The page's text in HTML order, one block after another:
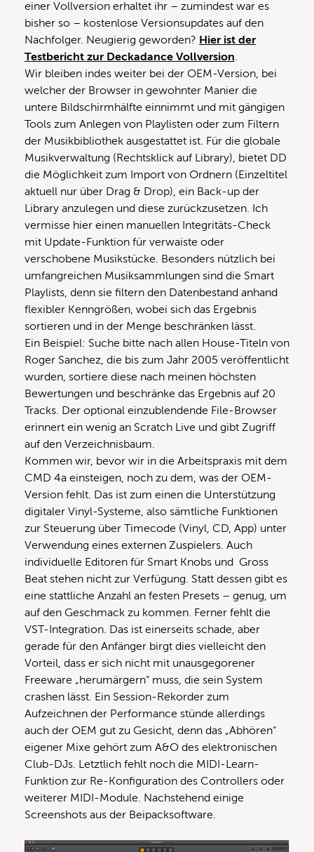
einer Vollversion erhaltet ihr – zumindest war es
bisher so – kostenlose Versionsupdates auf den
Nachfolger. Neugierig geworden? Hier ist der
Testbericht zur Deckadance Vollversion.
Wir bleiben indes weiter bei der OEM-Version, bei
welcher der Browser in gewohnter Manier die
untere Bildschirmhälfte einnimmt und mit gängigen
Tools zum Anlegen von Playlisten oder zum Filtern
der Musikbibliothek ausgestattet ist. Für die globale
Musikverwaltung (Rechtsklick auf Library), bietet DD
die Möglichkeit zum Import von Ordnern (Einzeltitel
aktuell nur über Drag & Drop), ein Back-up der
Library anzulegen und diese zurückzusetzen. Ich
vermisse hier einen manuellen Integritäts-Check
mit Update-Funktion für verwaiste oder
verschobene Musikstücke. Besonders nützlich bei
umfangreichen Musiksammlungen sind die Smart
Playlists, denn sie filtern den Datenbestand anhand
flexibler Kenngrößen, wobei sich das Ergebnis
sortieren und in der Menge beschränken lässt.
Ein Beispiel: Suche bitte nach allen House-Titeln von
Roger Sanchez, die bis zum Jahr 2005 veröffentlicht
wurden, sortiere diese nach meinen höchsten
Bewertungen und beschränke das Ergebnis auf 20
Tracks. Der optional einzublendende File-Browser
erinnert ein wenig an Scratch Live und gibt Zugriff
auf den Verzeichnisbaum.
Kommen wir, bevor wir in die Arbeitspraxis mit dem
CMD 4a einsteigen, noch zu dem, was der OEM-
Version fehlt. Das ist zum einen die Unterstützung
digitaler Vinyl-Systeme, also sämtliche Funktionen
zur Steuerung über Timecode (Vinyl, CD, App) unter
Verwendung eines externen Zuspielers. Auch
individuelle Editoren für Smart Knobs und Gross
Beat stehen nicht zur Verfügung. Statt dessen gibt es
eine stattliche Anzahl an festen Presets – genug, um
auf den Geschmack zu kommen. Ferner fehlt die
VST-Integration. Das ist einerseits schade, aber
gerade für den Anfänger birgt dies vielleicht den
Vorteil, dass er sich nicht mit unausgegorener
Freeware „herumärgern“ muss, die sein System
crashen lässt. Ein Session-Rekorder zum
Aufzeichnen der Performance stünde allerdings
auch der OEM gut zu Gesicht, denn das „Abhören“
eigener Mixe gehört zum A&O des elektronischen
Club-DJs. Letztlich fehlt noch die MIDI-Learn-
Funktion zur Re-Konfiguration des Controllers oder
weiterer MIDI-Module. Nachstehend einige
Screenshots aus der Beipacksoftware.